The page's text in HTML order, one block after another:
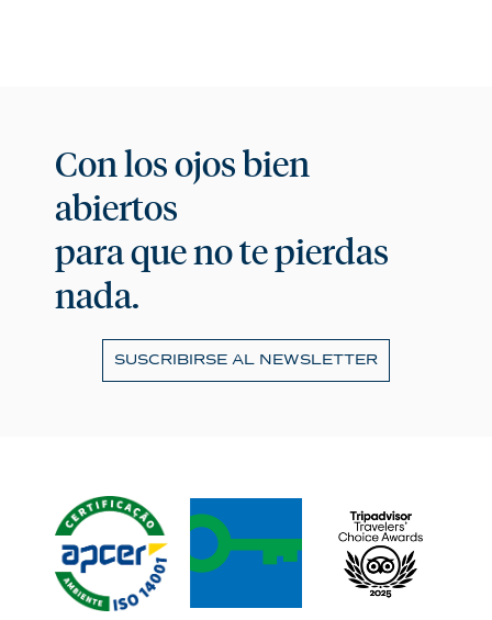
Con los ojos bien
abiertos
para que no te pierdas
nada.
SUSCRIBIRSE AL NEWSLETTER